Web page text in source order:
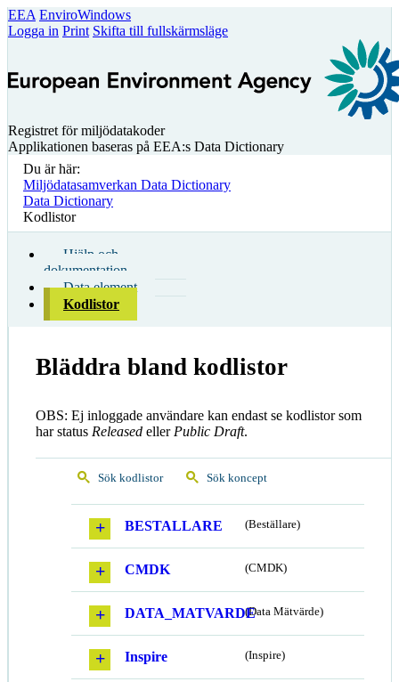
EEA EnviroWindows
Logga in Print Skifta till fullskärmsläge
Registret för miljödatakoder
Applikationen baseras på EEA:s Data Dictionary
Du är här:
Miljödatasamverkan Data Dictionary
Data Dictionary
Kodlistor
Hjälp och
dokumentation
Data element
Kodlistor
Bläddra bland kodlistor
OBS: Ej inloggade användare kan endast se kodlistor som
har status Released eller Public Draft.
Sök kodlistor Sök koncept
BESTALLARE (Beställare)
CMDK (CMDK)
DATA_MATVARDE(Data Mätvärde)
Inspire (Inspire)